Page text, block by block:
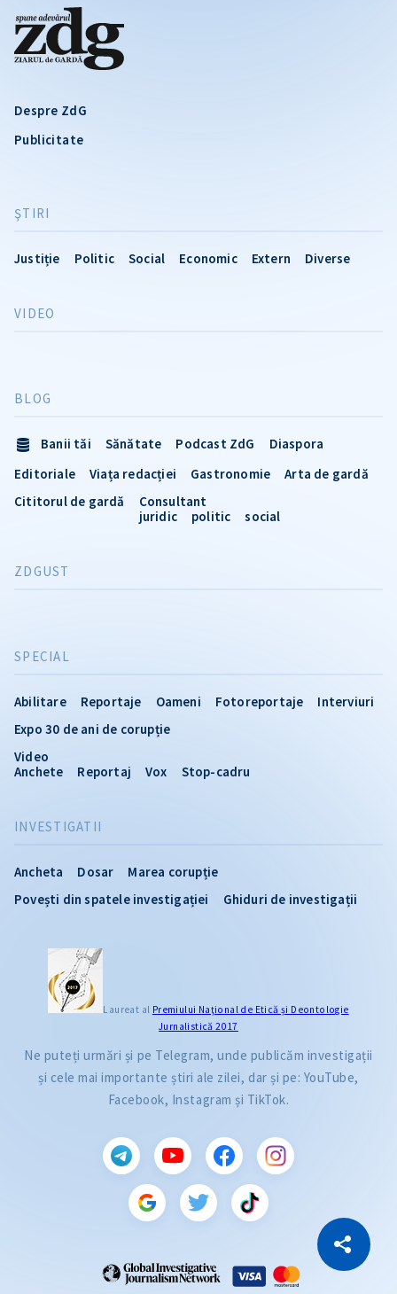
Copiază Link
Despre ZdG
Publicitate
ŞTIRI
Justiție Politic Social Economic Extern Diverse
INVESTIGATII
Ancheta Dosar
Marea corupție
Povești din spatele investigației
Ghiduri de investigații
VIDEO
SPECIAL
Abilitare Reportaje Oameni Fotoreportaje
Interviuri
Expo 30 de ani de corupție
Video
Anchete
Reportaj Vox Stop-cadru
BLOG
Banii tăi Sănătate Podcast ZdG
Diaspora
Editoriale
Viața redacției Gastronomie
Arta de gardă
Cititorul de gardă
Consultant
juridic
politic social
ZDGUST
Laureat al Premiului Naţional de Etică și Deontologie
Jurnalistică 2017
Ne puteți urmări și pe Telegram, unde publicăm investigații
și cele mai importante știri ale zilei, dar și pe: YouTube,
Facebook, Instagram și TikTok.